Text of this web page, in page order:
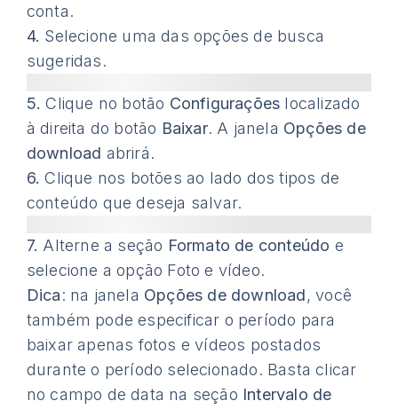
conta.
4. Selecione uma das opções de busca
sugeridas.
5. Clique no botão Configurações localizado
à direita do botão Baixar. A janela Opções de
download abrirá.
6. Clique nos botões ao lado dos tipos de
conteúdo que deseja salvar.
7. Alterne a seção Formato de conteúdo e
selecione a opção Foto e vídeo.
Dica: na janela Opções de download, você
também pode especificar o período para
baixar apenas fotos e vídeos postados
durante o período selecionado. Basta clicar
no campo de data na seção Intervalo de